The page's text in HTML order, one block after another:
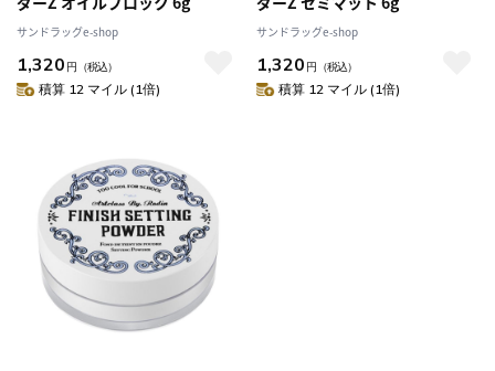
サンドラッグe-shop
1,320 円 （税込）
積算 12 マイル (1倍)
サンドラッグe-shop
1,320 円 （税込）
積算 12 マイル (1倍)